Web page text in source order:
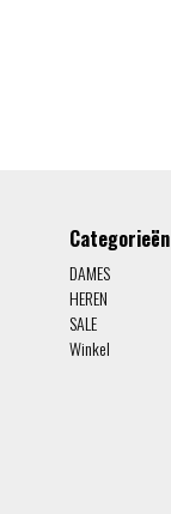
Categorieën
DAMES
HEREN
SALE
Winkel